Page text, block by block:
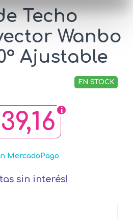
Techo
Wanbo
Ajustable
EN STOCK
MercadoPago
sin interés!